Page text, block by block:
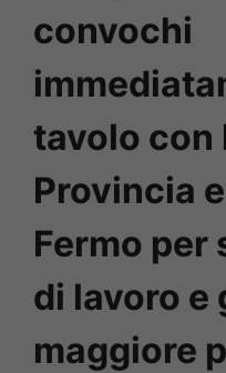
convochi
tavolo con
Provincia
Fermo per
di lavoro e
maggiore